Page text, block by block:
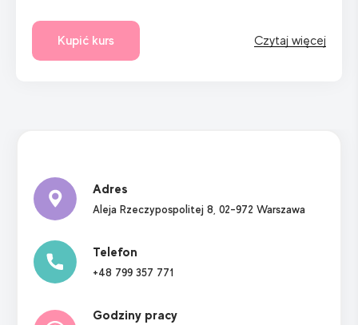
Kupić kurs Czytaj więcej
Adres
Aleja Rzeczypospolitej 8, 02-972 Warszawa
Telefon
+48 799 357 771
Godziny pracy